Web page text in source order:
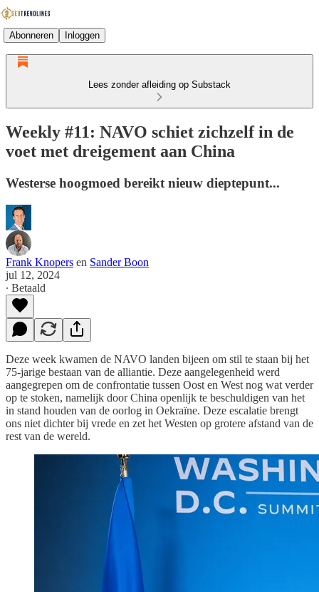
Abonneren Inloggen
Lees zonder afleiding op Substack
Weekly #11: NAVO schiet zichzelf in de
voet met dreigement aan China
Westerse hoogmoed bereikt nieuw dieptepunt...
Frank Knopers en Sander Boon
jul 12, 2024
∙ Betaald
Deze week kwamen de NAVO landen bijeen om stil te staan bij het
75-jarige bestaan van de alliantie. Deze aangelegenheid werd
aangegrepen om de confrontatie tussen Oost en West nog wat verder
op te stoken, namelijk door China openlijk te beschuldigen van het
in stand houden van de oorlog in Oekraïne. Deze escalatie brengt
ons niet dichter bij vrede en zet het Westen op grotere afstand van de
rest van de wereld.